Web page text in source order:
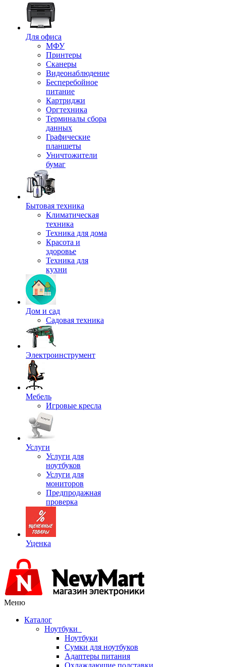
Для офиса
МФУ
Принтеры
Сканеры
Видеонаблюдение
Бесперебойное
питание
Картриджи
Оргтехника
Терминалы сбора
данных
Графические
планшеты
Уничтожители
бумаг
Бытовая техника
Климатическая
техника
Техника для дома
Красота и
здоровье
Техника для
кухни
Дом и сад
Садовая техника
Электроинструмент
Мебель
Игровые кресла
Услуги
Услуги для
ноутбуков
Услуги для
мониторов
Предпродажная
проверка
Уценка
Меню
Каталог
Ноутбуки
Ноутбуки
Сумки для ноутбуков
Адаптеры питания
Охлаждающие подставки